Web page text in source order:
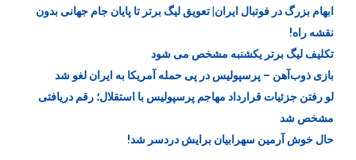
ابهام بزرگ در فوتبال ایران| تعویق لیگ برتر تا پایان جام جهانی بدون
نقشه راه!
تکلیف لیگ برتر یکشنبه مشخص می شود
بازی ذوب‌آهن – پرسپولیس در پی حمله آمریکا به ایران لغو شد
لو رفتن جزئیات قرارداد مهاجم پرسپولیس با استقلال؛ رقم دریافتی
مشخص شد
حال خوش آرمین سهرابیان برایش دردسر شد!